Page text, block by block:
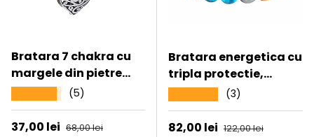
Bratara 7 chakra cu
margele din pietre
semipretioase si
pandantiv inima
10mm
(5)
Preț de vânzare
37,00 lei Preț obișnuit
68,00 lei
Bratara energetica cu
tripla protectie,
realizata din pietre
semipretioase
hematit, ochi de tigru
(3)
Preț de vânzare
82,00 lei Preț obișnuit
122,00 lei